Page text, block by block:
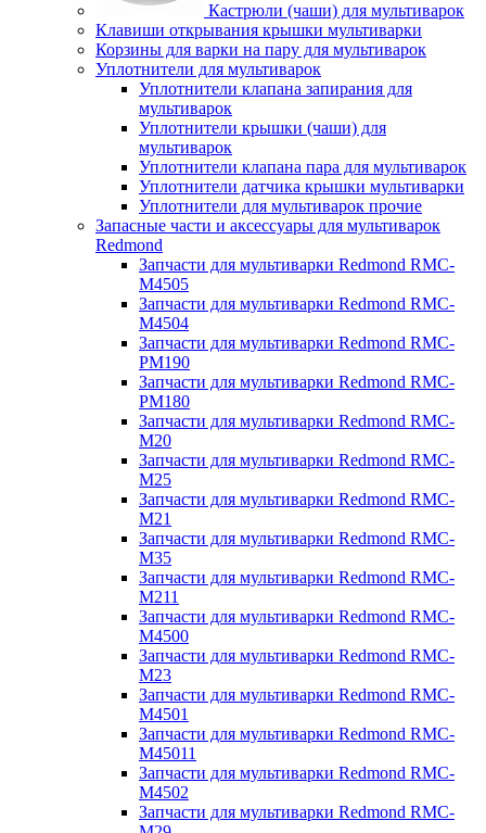
Кастрюли (чаши) для мультиварок
Клавиши открывания крышки мультиварки
Корзины для варки на пару для мультиварок
Уплотнители для мультиварок
Уплотнители клапана запирания для
мультиварок
Уплотнители крышки (чаши) для
мультиварок
Уплотнители клапана пара для мультиварок
Уплотнители датчика крышки мультиварки
Уплотнители для мультиварок прочие
Запасные части и аксессуары для мультиварок
Redmond
Запчасти для мультиварки Redmond RMC-
M4505
Запчасти для мультиварки Redmond RMC-
M4504
Запчасти для мультиварки Redmond RMC-
PM190
Запчасти для мультиварки Redmond RMC-
PM180
Запчасти для мультиварки Redmond RMC-
M20
Запчасти для мультиварки Redmond RMC-
M25
Запчасти для мультиварки Redmond RMC-
M21
Запчасти для мультиварки Redmond RMC-
M35
Запчасти для мультиварки Redmond RMC-
M211
Запчасти для мультиварки Redmond RMC-
M4500
Запчасти для мультиварки Redmond RMC-
M23
Запчасти для мультиварки Redmond RMC-
M4501
Запчасти для мультиварки Redmond RMC-
M45011
Запчасти для мультиварки Redmond RMC-
M4502
Запчасти для мультиварки Redmond RMC-